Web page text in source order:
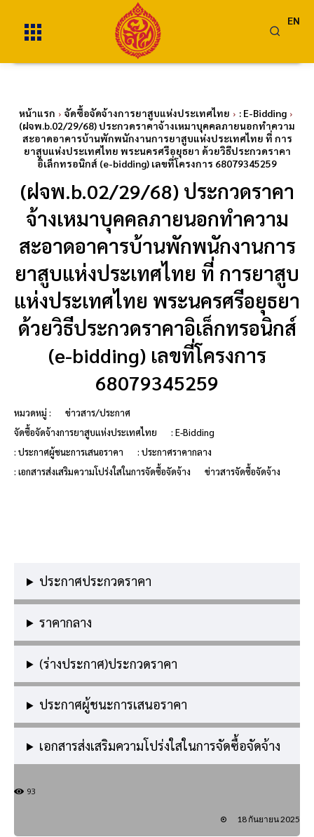
EN
หน้าแรก จัดซื้อจัดจ้างการยาสูบแห่งประเทศไทย
: E-Bidding
(ฝจพ.b.02/29/68) ประกวดราคาจ้างเหมาบุคคลภายนอกทำความ
สะอาดอาคารบ้านพักพนักงานการยาสูบแห่งประเทศไทย ที่ การ
ยาสูบแห่งประเทศไทย พระนครศรีอยุธยา ด้วยวิธีประกวดราคา
อิเล็กทรอนิกส์ (e-bidding) เลขที่โครงการ 68079345259
(ฝจพ.b.02/29/68) ประกวดราคา
จ้างเหมาบุคคลภายนอกทำความ
สะอาดอาคารบ้านพักพนักงานการ
ยาสูบแห่งประเทศไทย ที่ การยาสูบ
แห่งประเทศไทย พระนครศรีอยุธยา
ด้วยวิธีประกวดราคาอิเล็กทรอนิกส์
(e-bidding) เลขที่โครงการ
68079345259
หมวดหมู่ :
ข่าวสาร/ประกาศ
จัดซื้อจัดจ้างการยาสูบแห่งประเทศไทย
: E-Bidding
: ประกาศผู้ชนะการเสนอราคา
: ประกาศราคากลาง
: เอกสารส่งเสริมความโปร่งใสในการจัดซื้อจัดจ้าง
ข่าวสารจัดซื้อจัดจ้าง
ประกาศประกวดราคา
ราคากลาง
(ร่างประกาศ)ประกวดราคา
ประกาศผู้ชนะการเสนอราคา
เอกสารส่งเสริมความโปร่งใสในการจัดซื้อจัดจ้าง
93
18 กันยายน 2025